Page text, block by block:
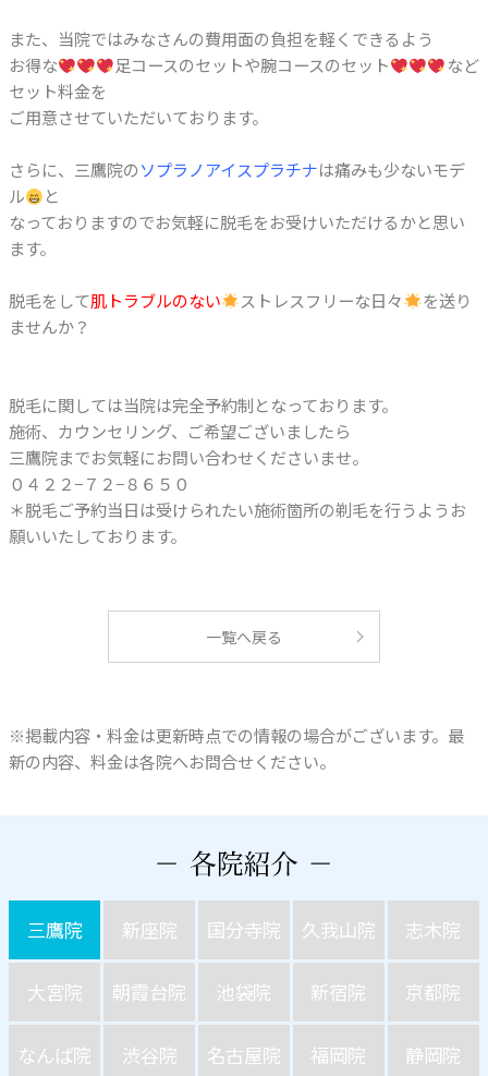
また、当院ではみなさんの費用面の負担を軽くできるよう
お得な
足コースのセットや腕コースのセット
など
セット料金を
ご用意させていただいております。
さらに、三鷹院のソプラノアイスプラチナは痛みも少ないモデ
ル
と
なっておりますのでお気軽に脱毛をお受けいただけるかと思い
ます。
脱毛をして肌トラブルのない ストレスフリーな日々
を送り
ませんか？
脱毛に関しては当院は完全予約制となっております。
施術、カウンセリング、ご希望ございましたら
三鷹院までお気軽にお問い合わせくださいませ。
０４２２−７２−８６５０
＊脱毛ご予約当日は受けられたい施術箇所の剃毛を行うようお
願いいたしております。
一覧へ戻る
※掲載内容・料金は更新時点での情報の場合がございます。最
新の内容、料金は各院へお問合せください。
三鷹院 新座院 国分寺院 久我山院 志木院
大宮院 朝霞台院 池袋院 新宿院 京都院
なんば院 渋谷院 名古屋院 福岡院 静岡院